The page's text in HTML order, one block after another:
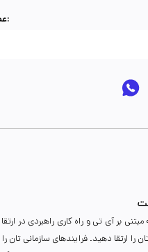
عضویت در باشگاه مشتریان:
بر آی تی و راه کاری راهبردی در
را ارتقا دهید. فرایندهای سازمانی